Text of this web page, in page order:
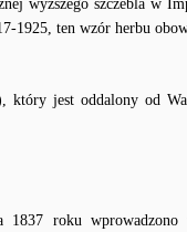
wyższego szczebla w
1925, ten wzór herbu
który jest oddalony od
roku